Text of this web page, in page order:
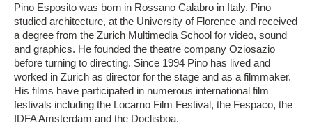
Pino Esposito was born in Rossano Calabro in Italy. Pino
studied architecture, at the University of Florence and received
a degree from the Zurich Multimedia School for video, sound
and graphics. He founded the theatre company Oziosazio
before turning to directing. Since 1994 Pino has lived and
worked in Zurich as director for the stage and as a filmmaker.
His films have participated in numerous international film
festivals including the Locarno Film Festival, the Fespaco, the
IDFA Amsterdam and the Doclisboa.